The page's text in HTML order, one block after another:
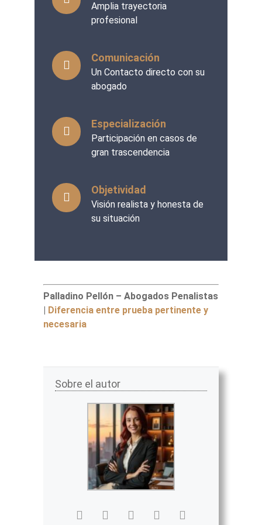
Amplia trayectoria
profesional
Comunicación
Un Contacto directo con su
abogado
Especialización
Participación en casos de
gran trascendencia
Objetividad
Visión realista y honesta de
su situación
Palladino Pellón – Abogados Penalistas
| Diferencia entre prueba pertinente y
necesaria
Sobre el autor